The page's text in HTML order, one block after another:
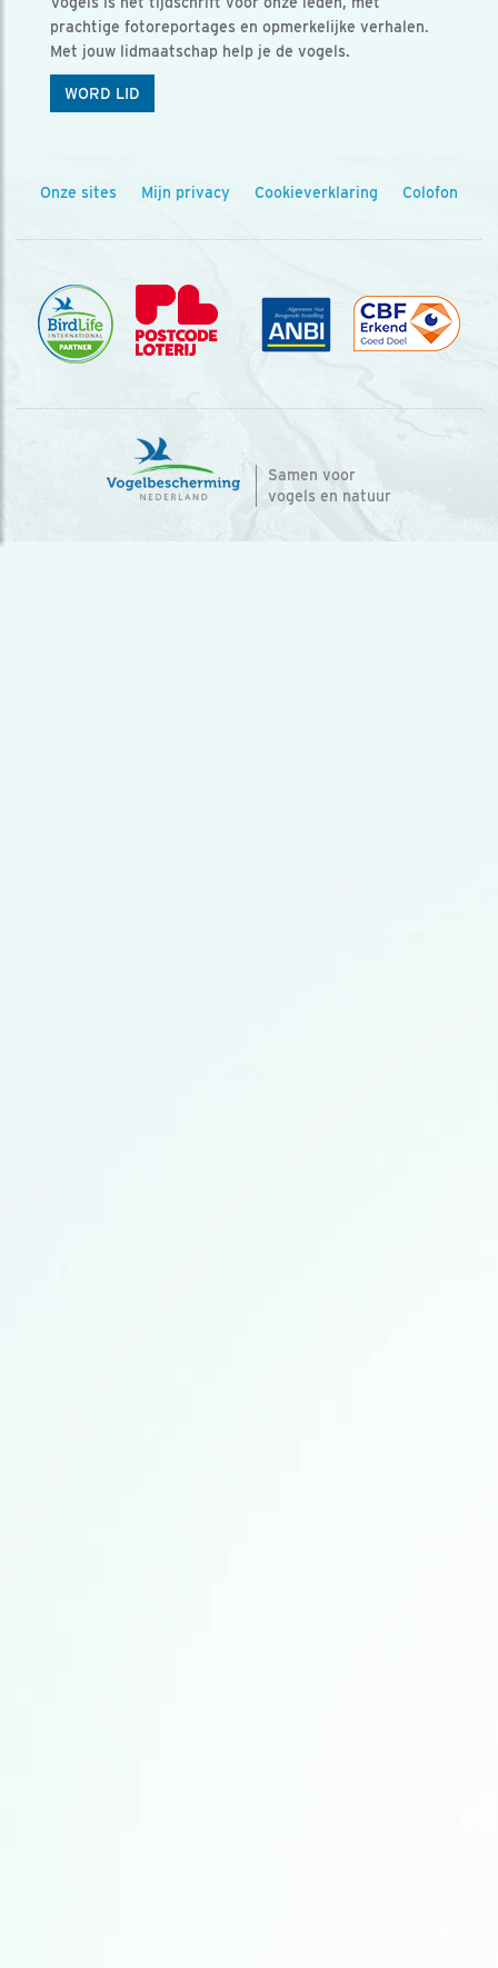
prachtige fotoreportages en opmerkelijke verhalen.
Met jouw lidmaatschap help je de vogels.
WORD LID
Onze sites Mijn privacy Cookieverklaring Colofon
Samen voor
vogels en natuur